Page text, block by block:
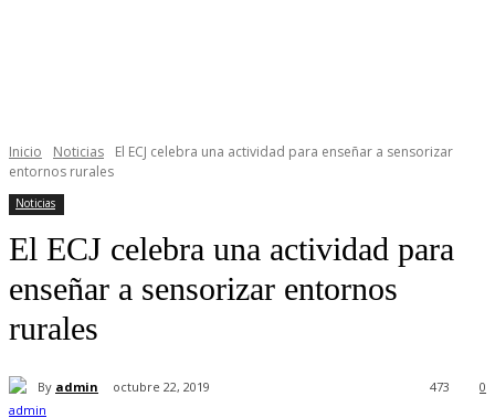
Inicio Noticias
El ECJ celebra una actividad para enseñar a sensorizar
entornos rurales
Noticias
El ECJ celebra una actividad para
enseñar a sensorizar entornos
rurales
By admin octubre 22, 2019 0
473